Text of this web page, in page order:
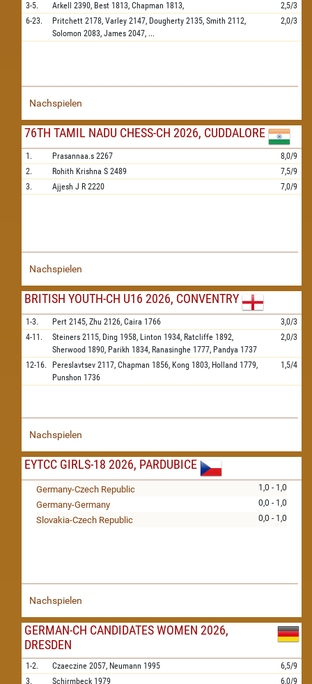
3-5.
Arkell 2390, Best 1813, Chapman 1813,
2,5/3
6-23.
Pritchett 2178, Varley 2147, Dougherty 2135, Smith 2112,
Solomon 2083, James 2047, ...
2,0/3
Nachspielen
76TH TAMIL NADU CHESS-CH 2026, CUDDALORE
1. Prasannaa.s 2267
8,0/9
2.
Rohith Krishna S 2489
7,5/9
3.
Ajjesh J R 2220 7,0/9
Nachspielen
BRITISH YOUTH-CH U16 2026, CONVENTRY
1-3. Pert 2145, Zhu 2126, Caira 1766
3,0/3
4-11.
Steiners 2115, Ding 1958, Linton 1934, Ratcliffe 1892,
Sherwood 1890, Parikh 1834, Ranasinghe 1777, Pandya 1737
2,0/3
12-16. Pereslavtsev 2117, Chapman 1856, Kong 1803, Holland 1779,
Punshon 1736
1,5/4
Nachspielen
EYTCC GIRLS-18 2026, PARDUBICE
1,0 - 1,0
Germany-Czech Republic
0,0 - 1,0
Germany-Germany
0,0 - 1,0
Slovakia-Czech Republic
Nachspielen
GERMAN-CH CANDIDATES WOMEN 2026,
DRESDEN
1-2. Czaeczine 2057, Neumann 1995
6,5/9
3.
Schirmbeck 1979
6,0/9